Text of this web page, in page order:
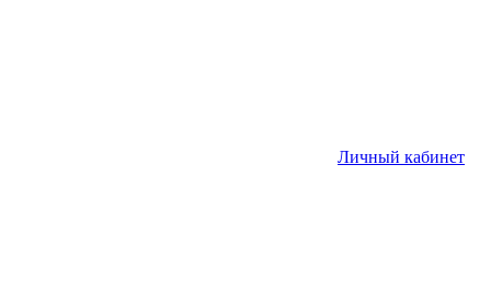
Личный кабинет